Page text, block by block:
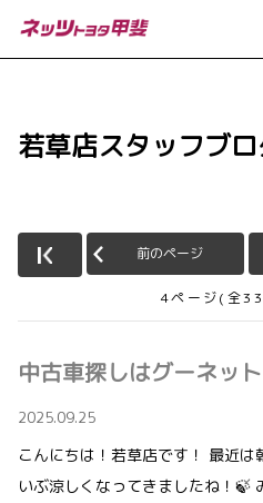
若草店スタッフブ
前のページ
4ページ(全
中古車探しはグーネッ
2025.09.25
こんにちは！若草店です！ 最近は
いぶ涼しくなってきましたね！🍃